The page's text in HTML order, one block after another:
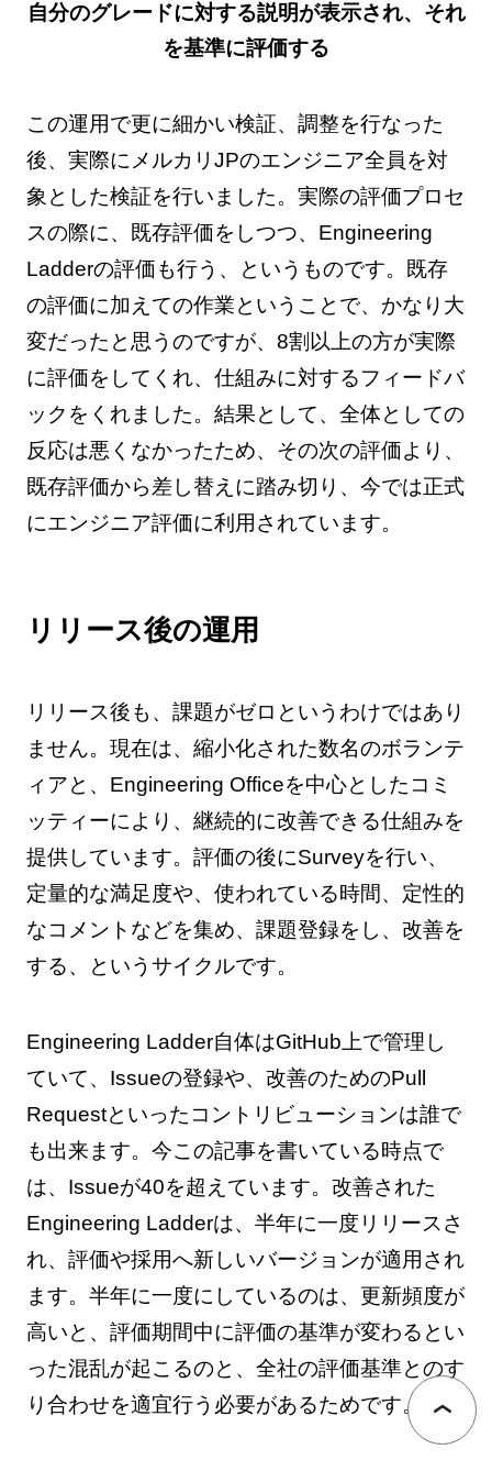
自分のグレードに対する説明が表示され、それ
を基準に評価する
この運用で更に細かい検証、調整を行なった
後、実際にメルカリJPのエンジニア全員を対
象とした検証を行いました。実際の評価プロセ
スの際に、既存評価をしつつ、Engineering
Ladderの評価も行う、というものです。既存
の評価に加えての作業ということで、かなり大
変だったと思うのですが、8割以上の方が実際
に評価をしてくれ、仕組みに対するフィードバ
ックをくれました。結果として、全体としての
反応は悪くなかったため、その次の評価より、
既存評価から差し替えに踏み切り、今では正式
にエンジニア評価に利用されています。
リリース後の運用
リリース後も、課題がゼロというわけではあり
ません。現在は、縮小化された数名のボランテ
ィアと、Engineering Officeを中心としたコミ
ッティーにより、継続的に改善できる仕組みを
提供しています。評価の後にSurveyを行い、
定量的な満足度や、使われている時間、定性的
なコメントなどを集め、課題登録をし、改善を
する、というサイクルです。
Engineering Ladder自体はGitHub上で管理し
ていて、Issueの登録や、改善のためのPull
Requestといったコントリビューションは誰で
も出来ます。今この記事を書いている時点で
は、Issueが40を超えています。改善された
Engineering Ladderは、半年に一度リリースさ
れ、評価や採用へ新しいバージョンが適用され
ます。半年に一度にしているのは、更新頻度が
高いと、評価期間中に評価の基準が変わるとい
った混乱が起こるのと、全社の評価基準とのす
り合わせを適宜行う必要があるためです。